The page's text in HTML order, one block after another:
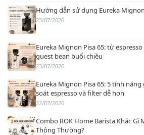
Hướng dẫn sử dụng Eureka
23/07/2026
Eureka Mignon Pisa 65: từ
guest bean buổi chiều
23/07/2026
Eureka Mignon Pisa 65: 5 tính
soát espresso và filter dễ hơn
22/07/2026
Combo ROK Home Barista Khác Gì
Thông Thường?